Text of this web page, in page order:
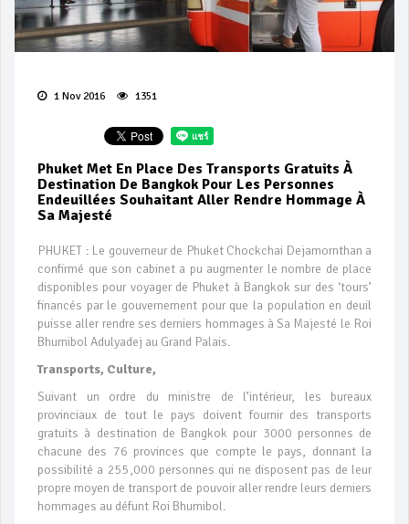
1 Nov 2016 1351
Phuket Met En Place Des Transports Gratuits À
Destination De Bangkok Pour Les Personnes
Endeuillées Souhaitant Aller Rendre Hommage À
Sa Majesté
PHUKET : Le gouverneur de Phuket Chockchai Dejamornthan a
confirmé que son cabinet a pu augmenter le nombre de place
disponibles pour voyager de Phuket à Bangkok sur des ‘tours’
financés par le gouvernement pour que la population en deuil
puisse aller rendre ses derniers hommages à Sa Majesté le Roi
Bhumibol Adulyadej au Grand Palais.
Transports, Culture,
Suivant un ordre du ministre de l’intérieur, les bureaux
provinciaux de tout le pays doivent fournir des transports
gratuits à destination de Bangkok pour 3000 personnes de
chacune des 76 provinces que compte le pays, donnant la
possibilité a 255,000 personnes qui ne disposent pas de leur
propre moyen de transport de pouvoir aller rendre leurs derniers
hommages au défunt Roi Bhumibol.